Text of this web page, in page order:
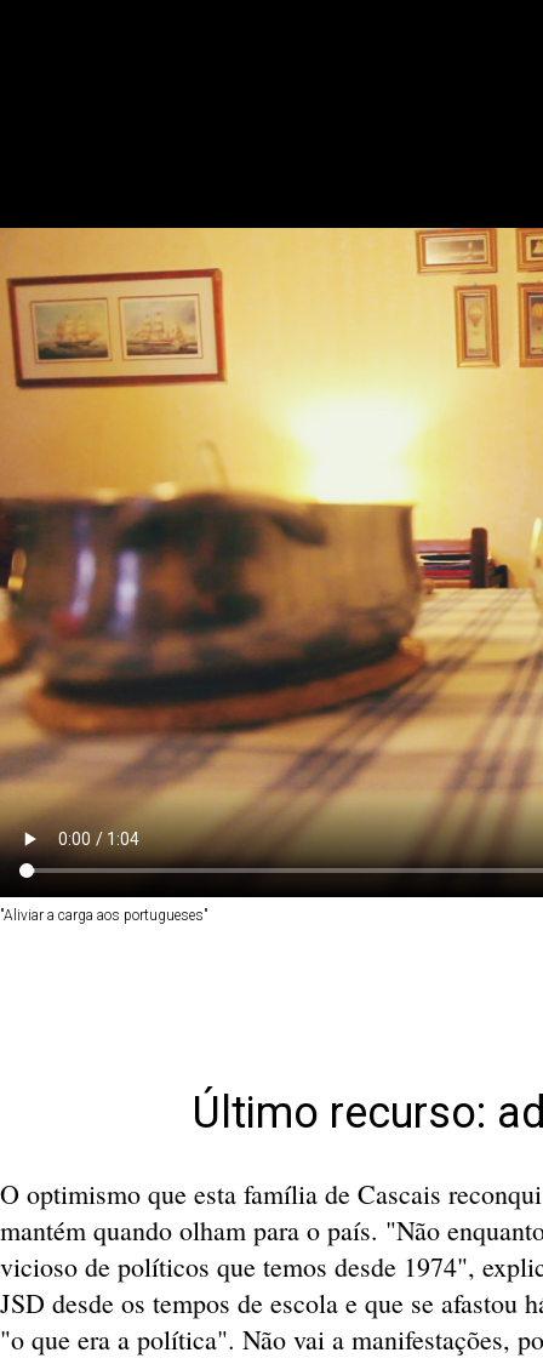
"Aliviar a carga aos portugueses"
Último recurso:
O optimismo que esta família de Cascais
mantém quando olham para o país. "Não
vicioso de políticos que temos desde 1974",
JSD desde os tempos de escola e que se afastou
"o que era a política". Não vai a manifestações,